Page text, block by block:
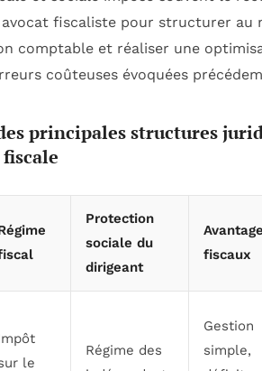
fiscaliste pour structurer au
comptable et réaliser une
coûteuses évoquées
principales structures
Protection
sociale du
dirigeant
fiscaux
le
Régime des
Gestion
simple,